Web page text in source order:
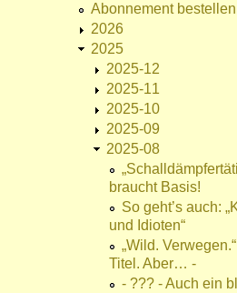
Abonnement bestellen
2026
2025
2025-12
2025-11
2025-10
2025-09
2025-08
braucht Basis!
So geht’s auch:
und Idioten“
„Wild.
Titel. Aber… -
- ??? - Auch ein